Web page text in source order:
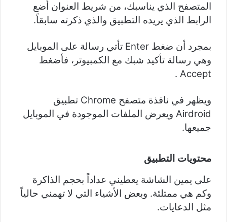
المتصفح الذي يناسبك، من شريط العنوان أضع
الرابط الذي يريده التطبيق والذي ذكرته سابقاً.
بمجرد أن ضغط Enter تأتي رسالة على الموبايل
وهي رسالة تأكيد شبك مع الكمبيوتر، فأضغط
Accept .
ويظهر في نافذة متصفح Chrome تطبيق
Airdroid ويعرض الملفات الموجودة في الموبايل
جميعها.
محتويات التطبيق
على يمين الشاشة يعطيني عداداً بحجم الذاكرة
وكم هي ممتلئة. وبعض الأشياء التي لا تهمني حالياً
مثل الدعايات.